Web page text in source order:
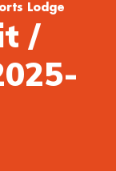
Lodge
/